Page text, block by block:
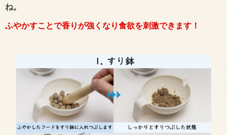
ね。
ふやかすことで香りが強くなり食欲を刺激できます！